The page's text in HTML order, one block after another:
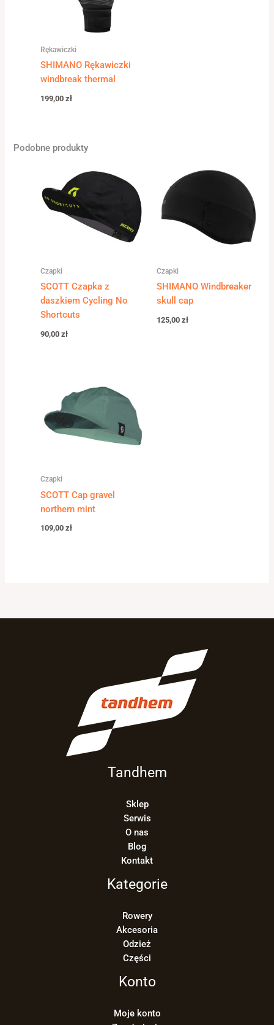
Rękawiczki
SHIMANO Rękawiczki
windbreak thermal
199,00zł
Podobne produkty
Czapki
SCOTT Czapka z
daszkiem Cycling No
Shortcuts
90,00zł
Czapki
SHIMANO Windbreaker
skull cap
125,00 zł
Czapki
SCOTT Cap gravel
northern mint
109,00zł
Tandhem
Sklep
Serwis
O nas
Blog
Kontakt
Kategorie
Rowery
Akcesoria
Odzież
Części
Konto
Moje konto